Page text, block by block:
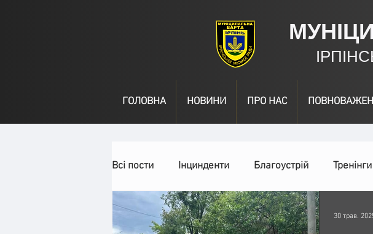
ГОЛОВНА НОВИНИ ПРО НАС
Всі пости Інцинденти Благоустрій Тренінги
День народження Відео Інформація30 трав.